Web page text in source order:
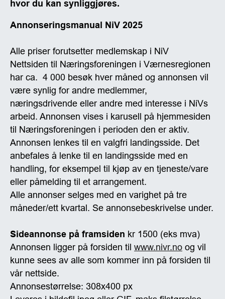
hvor du kan synliggjøres.
Annonseringsmanual NiV 2025
Alle priser forutsetter medlemskap i NiV
Nettsiden til Næringsforeningen i Værnesregionen
har ca. 4 000 besøk hver måned og annonsen vil
være synlig for andre medlemmer,
næringsdrivende eller andre med interesse i NiVs
arbeid. Annonsen vises i karusell på hjemmesiden
til Næringsforeningen i perioden den er aktiv.
Annonsen lenkes til en valgfri landingsside. Det
anbefales å lenke til en landingsside med en
handling, for eksempel til kjøp av en tjeneste/vare
eller påmelding til et arrangement.
Alle annonser selges med en varighet på tre
måneder/ett kvartal. Se annonsebeskrivelse under.
Sideannonse på framsiden kr 1500 (eks mva)
Annonsen ligger på forsiden til www.nivr.no og vil
kunne sees av alle som kommer inn på forsiden til
vår nettside.
Annonsestørrelse: 308x400 px